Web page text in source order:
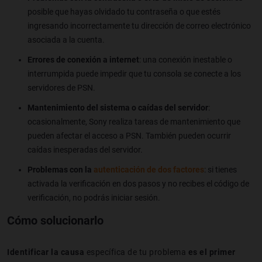
posible que hayas olvidado tu contraseña o que estés
ingresando incorrectamente tu dirección de correo electrónico
asociada a la cuenta.
Errores de conexión a internet: una conexión inestable o
interrumpida puede impedir que tu consola se conecte a los
servidores de PSN.
Mantenimiento del sistema o caídas del servidor:
ocasionalmente, Sony realiza tareas de mantenimiento que
pueden afectar el acceso a PSN. También pueden ocurrir
caídas inesperadas del servidor.
Problemas con la autenticación de dos factores: si tienes
activada la verificación en dos pasos y no recibes el código de
verificación, no podrás iniciar sesión.
Cómo solucionarlo
Identificar la causa específica de tu problema es el primer